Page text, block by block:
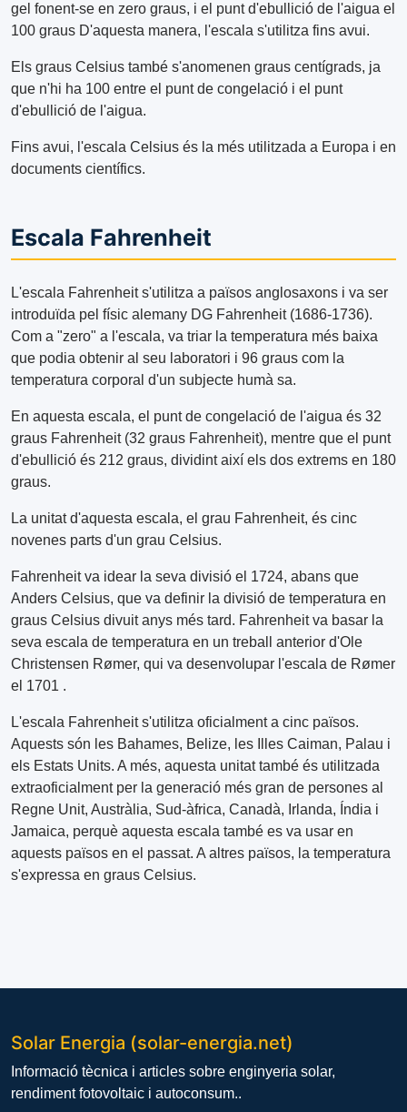
gel fonent-se en zero graus, i el punt d'ebullició de l'aigua el
100 graus D'aquesta manera, l'escala s'utilitza fins avui.
Els graus Celsius també s'anomenen graus centígrads, ja
que n'hi ha 100 entre el punt de congelació i el punt
d'ebullició de l'aigua.
Fins avui, l'escala Celsius és la més utilitzada a Europa i en
documents científics.
Escala Fahrenheit
L'escala Fahrenheit s'utilitza a països anglosaxons i va ser
introduïda pel físic alemany DG Fahrenheit (1686-1736).
Com a "zero" a l'escala, va triar la temperatura més baixa
que podia obtenir al seu laboratori i 96 graus com la
temperatura corporal d'un subjecte humà sa.
En aquesta escala, el punt de congelació de l'aigua és 32
graus Fahrenheit (32 graus Fahrenheit), mentre que el punt
d'ebullició és 212 graus, dividint així els dos extrems en 180
graus.
La unitat d'aquesta escala, el grau Fahrenheit, és cinc
novenes parts d'un grau Celsius.
Fahrenheit va idear la seva divisió el 1724, abans que
Anders Celsius, que va definir la divisió de temperatura en
graus Celsius divuit anys més tard. Fahrenheit va basar la
seva escala de temperatura en un treball anterior d'Ole
Christensen Rømer, qui va desenvolupar l'escala de Rømer
el 1701 .
L'escala Fahrenheit s'utilitza oficialment a cinc països.
Aquests són les Bahames, Belize, les Illes Caiman, Palau i
els Estats Units. A més, aquesta unitat també és utilitzada
extraoficialment per la generació més gran de persones al
Regne Unit, Austràlia, Sud-àfrica, Canadà, Irlanda, Índia i
Jamaica, perquè aquesta escala també es va usar en
aquests països en el passat. A altres països, la temperatura
s'expressa en graus Celsius.
Solar Energia (solar-energia.net)
Informació tècnica i articles sobre enginyeria solar,
rendiment fotovoltaic i autoconsum..